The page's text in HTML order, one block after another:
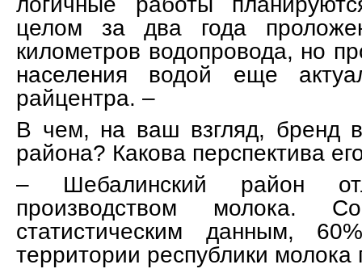
целом за два года
километров водопровода, но
населения водой еще
райцентра. –
В чем, на ваш взгляд, бренд
района? Какова перспектива
– Шебалинский район
производством молока.
статистическим данным,
территории республики молока